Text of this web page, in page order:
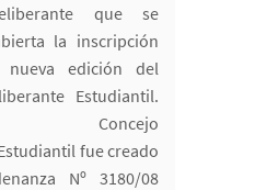
que se
la inscripción
edición del
Estudiantil.
fue creado
Nº 3180/08